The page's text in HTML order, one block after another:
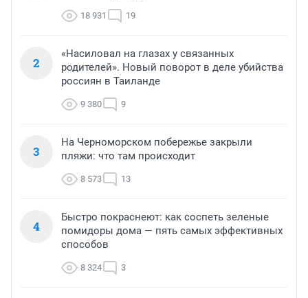
18 931 19
2
«Насиловал на глазах у связанных
родителей». Новый поворот в деле убийства
россиян в Таиланде
9 380 9
3
На Черноморском побережье закрыли
пляжи: что там происходит
8 573 13
4
Быстро покраснеют: как соспеть зеленые
помидоры дома — пять самых эффективных
способов
8 324 3